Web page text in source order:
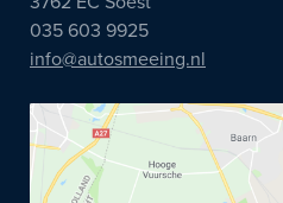
035 603 9925
info@autosmeeing.nl